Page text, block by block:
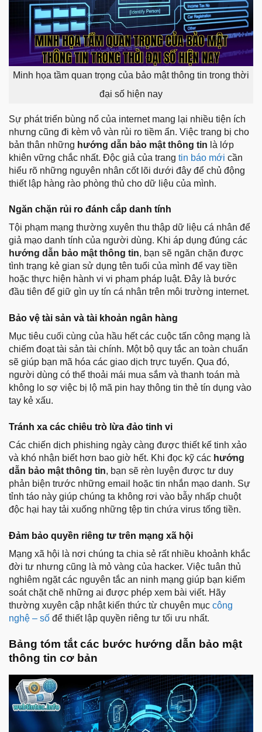
Minh họa tầm quan trọng của bảo mật thông tin trong thời
đại số hiện nay
Sự phát triển bùng nổ của internet mang lại nhiều tiện ích
nhưng cũng đi kèm vô vàn rủi ro tiềm ẩn. Việc trang bị cho
bản thân những hướng dẫn bảo mật thông tin là lớp
khiên vững chắc nhất. Độc giả của trang tin báo mới cần
hiểu rõ những nguyên nhân cốt lõi dưới đây để chủ động
thiết lập hàng rào phòng thủ cho dữ liệu của mình.
Ngăn chặn rủi ro đánh cắp danh tính
Tội phạm mạng thường xuyên thu thập dữ liệu cá nhân để
giả mạo danh tính của người dùng. Khi áp dụng đúng các
hướng dẫn bảo mật thông tin, bạn sẽ ngăn chặn được
tình trạng kẻ gian sử dụng tên tuổi của mình để vay tiền
hoặc thực hiện hành vi vi phạm pháp luật. Đây là bước
đầu tiên để giữ gìn uy tín cá nhân trên môi trường internet.
Bảo vệ tài sản và tài khoản ngân hàng
Mục tiêu cuối cùng của hầu hết các cuộc tấn công mạng là
chiếm đoạt tài sản tài chính. Một bộ quy tắc an toàn chuẩn
sẽ giúp bạn mã hóa các giao dịch trực tuyến. Qua đó,
người dùng có thể thoải mái mua sắm và thanh toán mà
không lo sợ việc bị lộ mã pin hay thông tin thẻ tín dụng vào
tay kẻ xấu.
Tránh xa các chiêu trò lừa đảo tinh vi
Các chiến dịch phishing ngày càng được thiết kế tinh xảo
và khó nhận biết hơn bao giờ hết. Khi đọc kỹ các hướng
dẫn bảo mật thông tin, bạn sẽ rèn luyện được tư duy
phản biện trước những email hoặc tin nhắn mạo danh. Sự
tỉnh táo này giúp chúng ta không rơi vào bẫy nhấp chuột
độc hại hay tải xuống những tệp tin chứa virus tống tiền.
Đảm bảo quyền riêng tư trên mạng xã hội
Mạng xã hội là nơi chúng ta chia sẻ rất nhiều khoảnh khắc
đời tư nhưng cũng là mỏ vàng của hacker. Việc tuân thủ
nghiêm ngặt các nguyên tắc an ninh mạng giúp bạn kiểm
soát chặt chẽ những ai được phép xem bài viết. Hãy
thường xuyên cập nhật kiến thức từ chuyên mục công
nghệ – số để thiết lập quyền riêng tư tối ưu nhất.
Bảng tóm tắt các bước hướng dẫn bảo mật
thông tin cơ bản